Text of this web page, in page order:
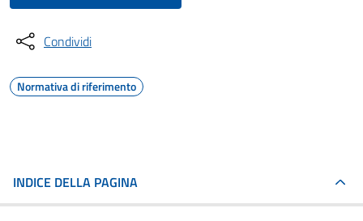
Condividi
Normativa di riferimento
INDICE DELLA PAGINA